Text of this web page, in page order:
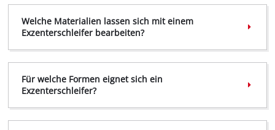
Welche Materialien lassen sich mit einem
Exzenterschleifer bearbeiten?
Für welche Formen eignet sich ein
Exzenterschleifer?